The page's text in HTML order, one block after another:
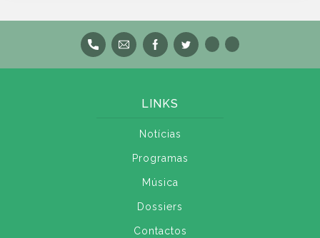
LINKS
Notícias
Programas
Música
Dossiers
Contactos